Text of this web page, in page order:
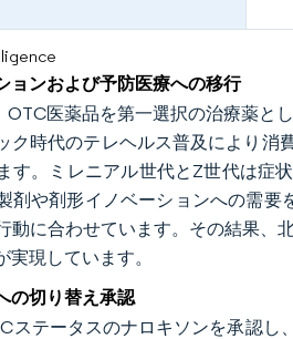
ョンおよび予防医療への移行
OTC医薬品を第一選択の治療薬と
ク時代のテレヘルス普及により
す。ミレニアル世代とZ世代は症
剤や剤形イノベーションへの需
動に合わせています。その結果、
現しています。
の切り替え承認
ステータスのナロキソンを承認